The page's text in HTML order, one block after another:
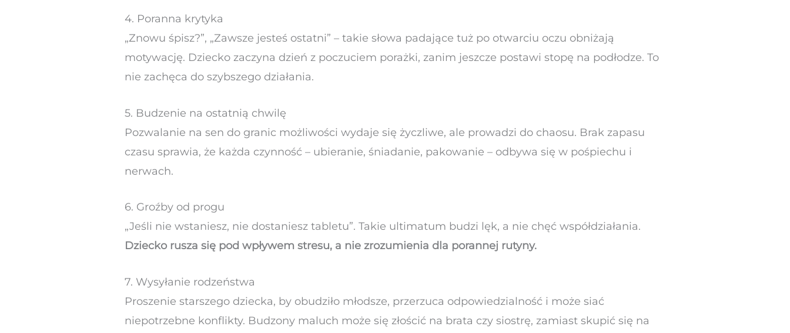
4. Poranna krytyka
„Znowu śpisz?”, „Zawsze jesteś ostatni” – takie słowa padające tuż po otwarciu oczu obniżają
motywację. Dziecko zaczyna dzień z poczuciem porażki, zanim jeszcze postawi stopę na podłodze. To
nie zachęca do szybszego działania.
5. Budzenie na ostatnią chwilę
Pozwalanie na sen do granic możliwości wydaje się życzliwe, ale prowadzi do chaosu. Brak zapasu
czasu sprawia, że każda czynność – ubieranie, śniadanie, pakowanie – odbywa się w pośpiechu i
nerwach.
6. Groźby od progu
„Jeśli nie wstaniesz, nie dostaniesz tabletu”. Takie ultimatum budzi lęk, a nie chęć współdziałania.
Dziecko rusza się pod wpływem stresu, a nie zrozumienia dla porannej rutyny.
7. Wysyłanie rodzeństwa
Proszenie starszego dziecka, by obudziło młodsze, przerzuca odpowiedzialność i może siać
niepotrzebne konflikty. Budzony maluch może się złościć na brata czy siostrę, zamiast skupić się na